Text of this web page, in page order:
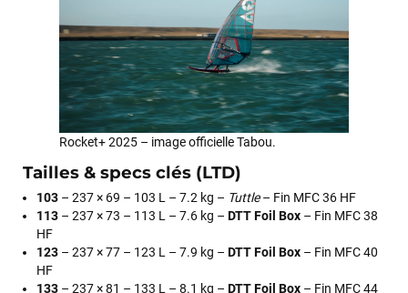
Rocket+ 2025 – image officielle Tabou.
Tailles & specs clés (LTD)
103 – 237 × 69 – 103 L – 7.2 kg – Tuttle– Fin MFC 36 HF
113 – 237 × 73 – 113 L – 7.6 kg – DTT Foil Box – Fin MFC 38
HF
123 – 237 × 77 – 123 L – 7.9 kg – DTT Foil Box – Fin MFC 40
HF
133 – 237 × 81 – 133 L – 8.1 kg – DTT Foil Box – Fin MFC 44
François
il y a un mois
J’ai commandé un pack via leur site internet. À peine la
commande validée, le magasin m’a appelé pour confirmer
avec moi les caractéristiques des équipements, me conseiller
sur le matériel à choisir, et m’a même offert du matériel en
plus. Niveau réactivité, c’est au top : la commande est partie
le lendemain, et j’ai bien reçu tout le matériel dans un colis
propre et soigné. Plus qu’à tester ça sur l’eau ! Je
recommande vivement ce magasin pour son
professionnalisme et sa réactivité.
Sébastien BACHELIER